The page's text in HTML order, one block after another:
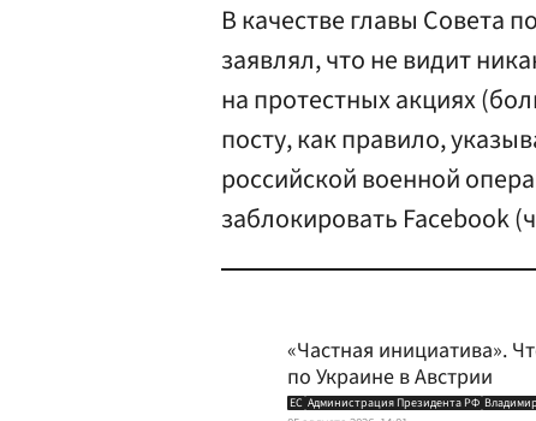
В качестве главы Совета
заявлял, что не видит
на протестных акциях
посту, как правило,
российской военной
заблокировать Facebook
«Частная инициатива».
по Украине в Австрии
ЕС Администрация Президента РФ